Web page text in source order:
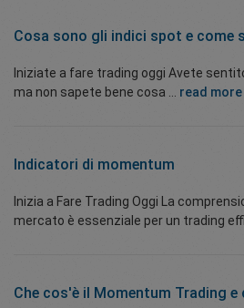
Cosa sono gli indici spot e come
Iniziate a fare trading oggi Avete
ma non sapete bene cosa ... read more
Indicatori di momentum
Inizia a Fare Trading Oggi La
mercato è essenziale per un trading
Che cos'è il Momentum Trading e